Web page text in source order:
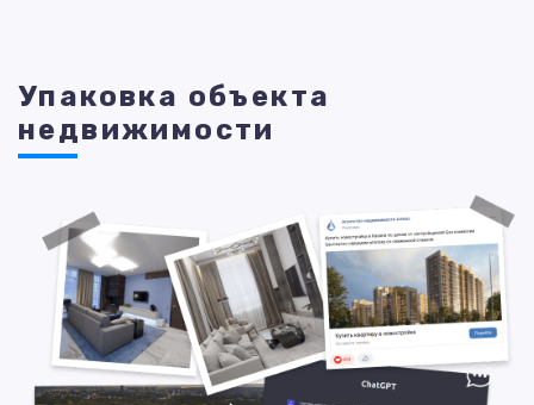
Упаковка объекта
недвижимости